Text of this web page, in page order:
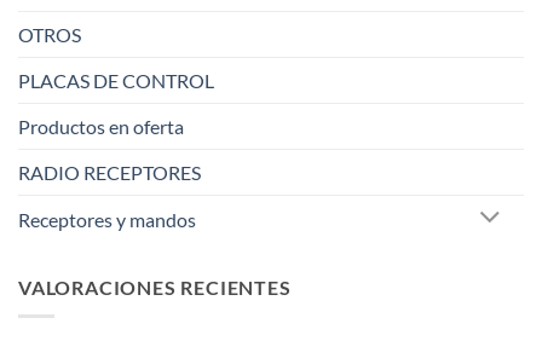
OTROS
PLACAS DE CONTROL
Productos en oferta
RADIO RECEPTORES
Receptores y mandos
VALORACIONES RECIENTES